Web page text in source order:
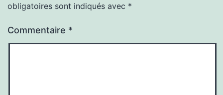
obligatoires sont indiqués avec *
Commentaire *